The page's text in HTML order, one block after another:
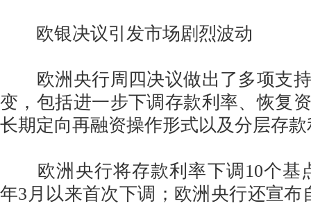
欧银决议引发市场剧烈波动
欧洲央行周四决议做出了多项支持
变，包括进一步下调存款利率、恢复
长期定向再融资操作形式以及分层存
欧洲央行将存款利率下调10个基
年3月以来首次下调；欧洲央行还宣布